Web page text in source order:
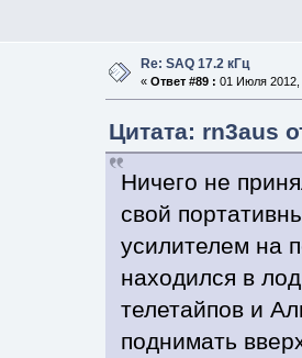
Re: SAQ 17.2 кГц
« Ответ #89 : 01 Июля 2012,
Цитата: rn3aus
Ничего не
свой
усилителем на
находился в
телетайпов и
поднимать